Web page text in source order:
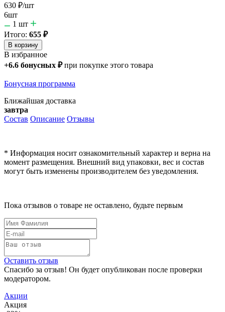
630 ₽/шт
6шт
1 шт
Итого: 655 ₽
В корзину
В избранное
+6.6 бонусных ₽ при покупке этого товара
Бонусная программа
Ближайшая доставка
завтра
Состав Описание Отзывы
* Информация носит ознакомительный характер и верна на
момент размещения. Внешний вид упаковки, вес и состав
могут быть изменены производителем без уведомления.
Пока отзывов о товаре не оставлено, будьте первым
Оставить отзыв
Спасибо за отзыв! Он будет опубликован после проверки
модератором.
Акции
Акция